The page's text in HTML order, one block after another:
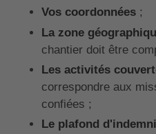
Vos coordonnées;
La zone
chantier doit être
Les activités
correspondre aux
confiées ;
Le plafond